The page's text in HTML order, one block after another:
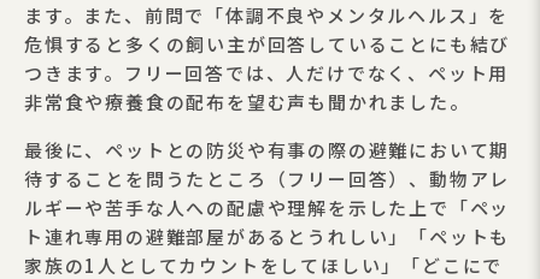
ます。また、前問で「体調不良やメンタルヘルス」を
危惧すると多くの飼い主が回答していることにも結び
つきます。フリー回答では、人だけでなく、ペット用
非常食や療養食の配布を望む声も聞かれました。
最後に、ペットとの防災や有事の際の避難において期
待することを問うたところ（フリー回答）、動物アレ
ルギーや苦手な人への配慮や理解を示した上で「ペッ
ト連れ専用の避難部屋があるとうれしい」「ペットも
家族の1人としてカウントをしてほしい」「どこにで